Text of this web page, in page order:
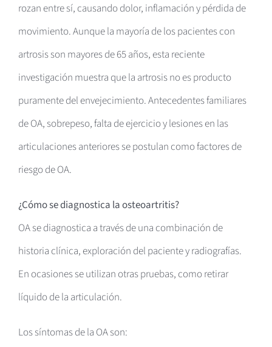
rozan entre sí, causando dolor, inflamación y pérdida de
movimiento. Aunque la mayoría de los pacientes con
artrosis son mayores de 65 años, esta reciente
investigación muestra que la artrosis no es producto
puramente del envejecimiento. Antecedentes familiares
de OA, sobrepeso, falta de ejercicio y lesiones en las
articulaciones anteriores se postulan como factores de
riesgo de OA.
¿Cómo se diagnostica la osteoartritis?
OA se diagnostica a través de una combinación de
historia clínica, exploración del paciente y radiografías.
En ocasiones se utilizan otras pruebas, como retirar
líquido de la articulación.
Los síntomas de la OA son: